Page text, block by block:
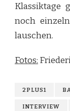
Klassiktage
noch
lauschen.
Fotos:
2PLUS1
INTERVIEW